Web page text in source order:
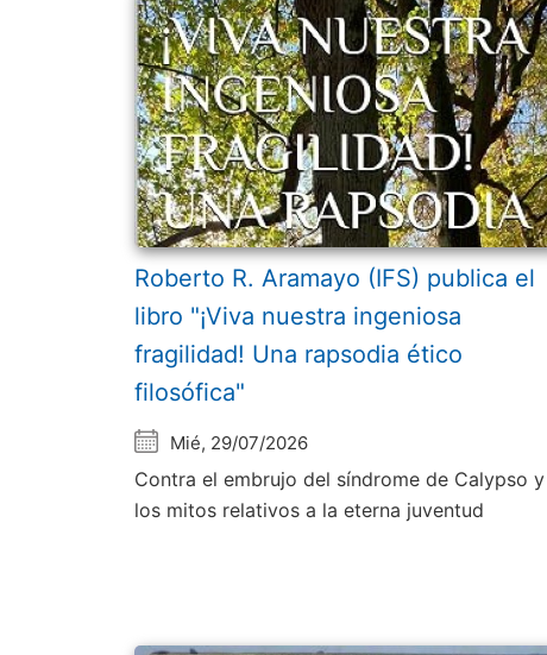
Roberto R. Aramayo (IFS) publica el
libro "¡Viva nuestra ingeniosa
fragilidad! Una rapsodia ético
filosófica"
Mié, 29/07/2026
Contra el embrujo del síndrome de Calypso y
los mitos relativos a la eterna juventud